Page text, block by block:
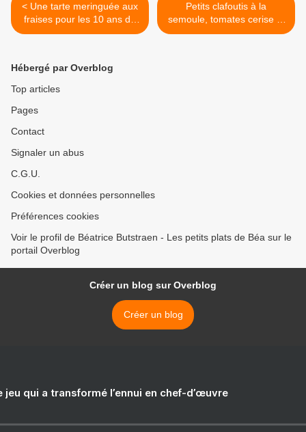
< Une tarte meringuée aux
fraises pour les 10 ans du
blog.
Petits clafoutis à la
semoule, tomates cerise et
billes de mozzarella >
Hébergé par Overblog
Top articles
Pages
Contact
Signaler un abus
C.G.U.
Cookies et données personnelles
Préférences cookies
Voir le profil de Béatrice Butstraen - Les petits plats de Béa sur le
portail Overblog
Créer un blog sur Overblog
Créer un blog
jeu qui a transformé l’ennui en chef-d’œuvre